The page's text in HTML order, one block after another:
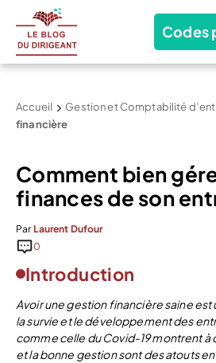
Codes
Accueil Gestion et Comptabilité
financière
Comment bien
finances de son
Par Laurent Dufour
0
Introduction
Avoir une gestion financière saine
la survie et le développement des
comme celle du Covid-19 montrent à
et la bonne gestion sont des atouts